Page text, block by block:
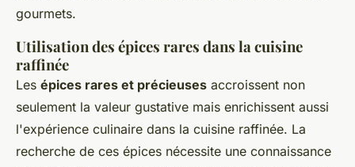
gourmets.
Utilisation des épices rares dans la cuisine
raffinée
Les épices rares et précieuses accroissent non
seulement la valeur gustative mais enrichissent aussi
l'expérience culinaire dans la cuisine raffinée. La
recherche de ces épices nécessite une connaissance